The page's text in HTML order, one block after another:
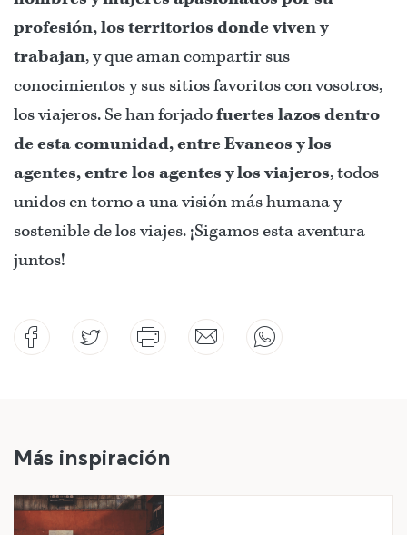
profesión, los territorios donde viven y
trabajan, y que aman compartir sus
conocimientos y sus sitios favoritos con vosotros,
los viajeros. Se han forjadofuertes lazos dentro
de esta comunidad, entre Evaneos y los
agentes, entre los agentes y los viajeros, todos
unidos en torno a una visión más humana y
sostenible de los viajes. ¡Sigamos esta aventura
juntos!
Más inspiración